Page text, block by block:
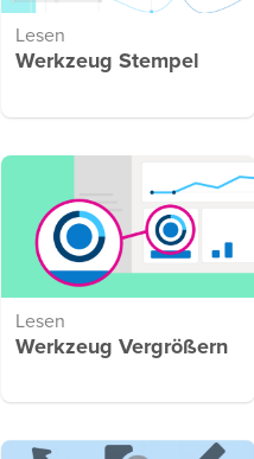
Lesen
Werkzeug Stempel
Lesen
Werkzeug Vergrößern